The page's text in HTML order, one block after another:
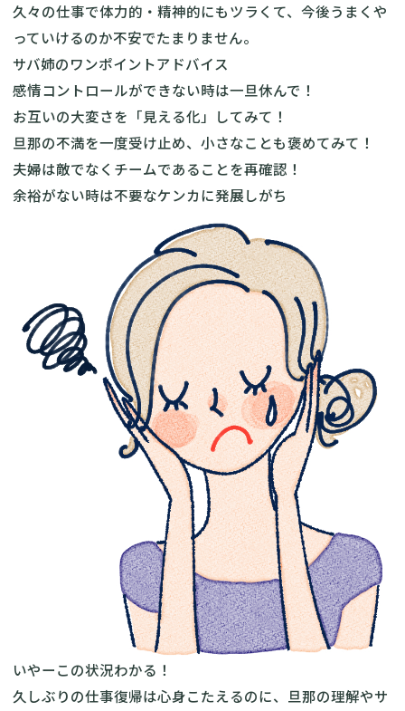
久々の仕事で体力的・精神的にもツラくて、今後うまくや
っていけるのか不安でたまりません。
サバ姉のワンポイントアドバイス
感情コントロールができない時は一旦休んで！
お互いの大変さを「見える化」してみて！
旦那の不満を一度受け止め、小さなことも褒めてみて！
夫婦は敵でなくチームであることを再確認！
余裕がない時は不要なケンカに発展しがち
いやーこの状況わかる！
久しぶりの仕事復帰は心身こたえるのに、旦那の理解やサ